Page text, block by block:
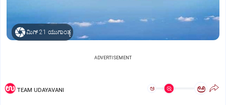
ಮಿಗ್‌ 21 ಯುಗಾಂತ್ಯ
ADVERTISEMENT
TEAM UDAYAVANI ಅ ಅ